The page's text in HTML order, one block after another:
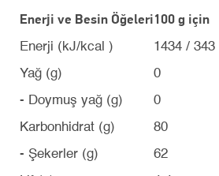
Enerji ve Besin Öğeleri100 g için
Enerji (kJ/kcal ) 1434 / 343
Yağ (g)
0
- Doymuş yağ (g)
0
Karbonhidrat (g)
80
- Şekerler (g)
62